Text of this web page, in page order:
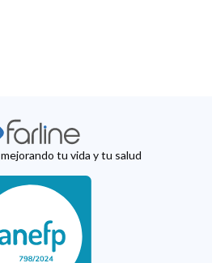
tu vida y tu salud